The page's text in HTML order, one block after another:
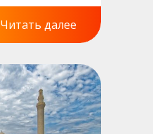
Читать далее